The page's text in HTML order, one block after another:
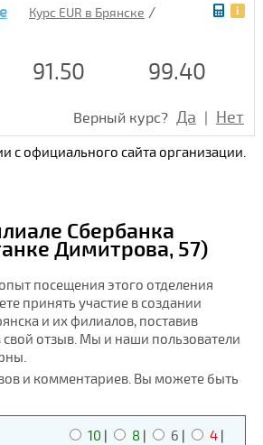
Курс EUR в Брянске /
91.50 99.40
Верный курс? Да | Нет
с официального сайта организации.
Сбербанка
Димитрова, 57)
посещения этого отделения
принять участие в создании
и их филиалов, поставив
свой отзыв. Мы и наши пользователи
и комментариев. Вы можете быть
10 | 8 | 6 | 4|